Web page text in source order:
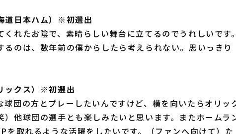
道日本ハム）※初選出
くれたお陰で、素晴らしい舞台に立てるのでうれしいです。
のは、数年前の僕からしたら考えられない。思いっきり
ックス）※初選出
球団の方とプレーしたいんですけど、横を向いたらオリッ
他球団の選手とも楽しみたいと思います。またホームラ
を取れるような活躍をしたいです。（ファンへ向けて）た